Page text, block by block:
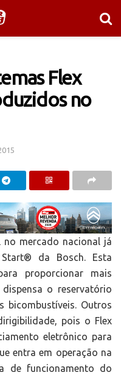
Flex
no
mercado nacional já
da Bosch. Esta
proporcionar mais
o reservatório
bicombustíveis. Outros
pois o Flex
eletrônico para
entra em operação na
de funcionamento do